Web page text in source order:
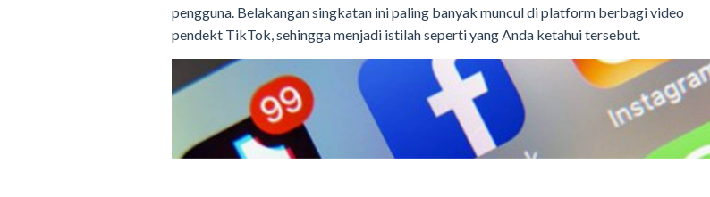
pengguna. Belakangan singkatan ini paling banyak muncul di platform berbagi video
pendekt TikTok, sehingga menjadi istilah seperti yang Anda ketahui tersebut.